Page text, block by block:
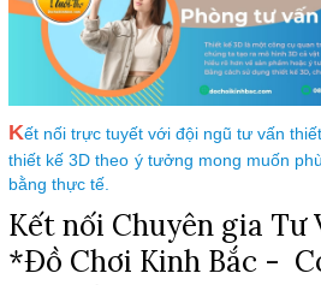
Kết nối trực tuyết với đội ngũ tư vấn
thiết kế 3D theo ý tưởng mong muốn
bằng thực tế.